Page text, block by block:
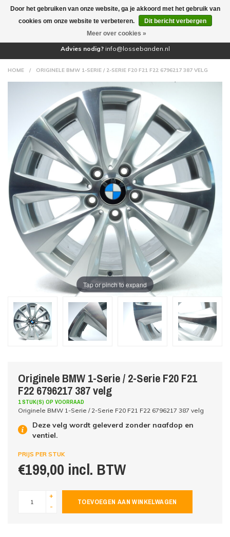
(0)
Advies nodig? info@lossebanden.nl
HOME / ORIGINELE BMW 1-SERIE / 2-SERIE F20 F21 F22 6796217 387 VELG
Tap or pinch to expand
Originele BMW 1-Serie / 2-Serie F20 F21
F22 6796217 387 velg
1 STUK(S) OP VOORRAAD
Originele BMW 1-Serie / 2-Serie F20 F21 F22 6796217 387 velg
Deze velg wordt geleverd zonder naafdop en
ventiel.
PRIJS PER STUK
€199,00 incl. BTW
+
-
TOEVOEGEN AAN WINKELWAGEN
Door het gebruiken van onze website, ga je akkoord met het gebruik van
cookies om onze website te verbeteren.
Dit bericht verbergen
Meer over cookies »